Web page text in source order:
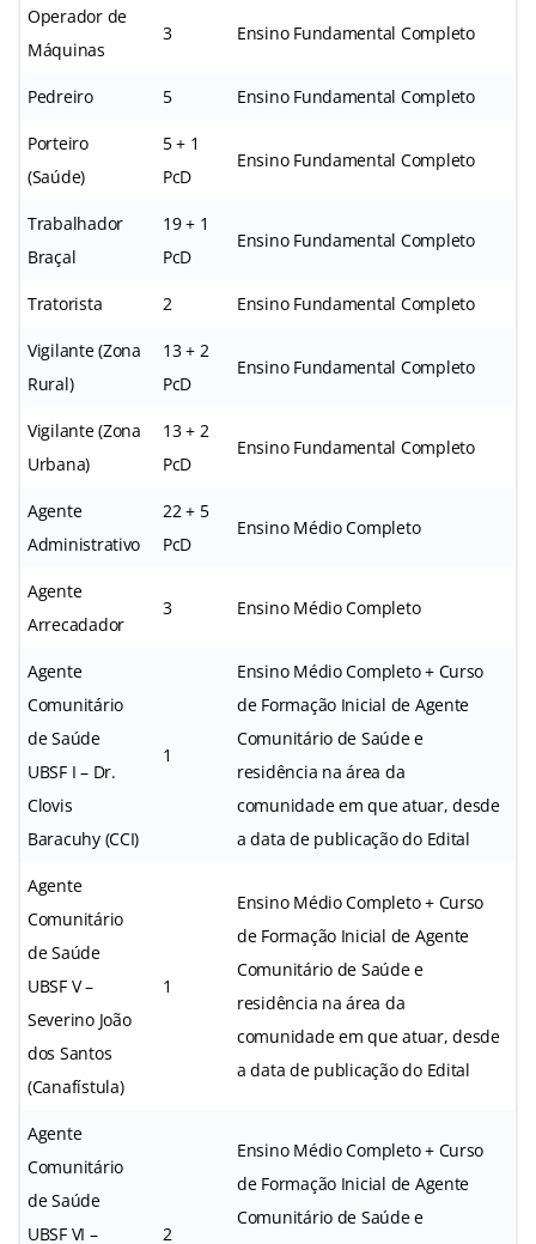
Operador de
Máquinas
3 Ensino Fundamental Completo
Pedreiro 5 Ensino Fundamental Completo
Porteiro
(Saúde)
5 + 1
PcD
Ensino Fundamental Completo
Trabalhador
Braçal
19 + 1
PcD
Ensino Fundamental Completo
Tratorista 2 Ensino Fundamental Completo
Vigilante (Zona
Rural)
13 + 2
PcD
Ensino Fundamental Completo
Vigilante (Zona
Urbana)
13 + 2
PcD
Ensino Fundamental Completo
Agente
Administrativo
22 + 5
PcD
Ensino Médio Completo
Agente
Arrecadador
3 Ensino Médio Completo
Agente
Comunitário
de Saúde
UBSF I – Dr.
Clovis
Baracuhy (CCI)
1
Ensino Médio Completo + Curso
de Formação Inicial de Agente
Comunitário de Saúde e
residência na área da
comunidade em que atuar, desde
a data de publicação do Edital
Agente
Comunitário
de Saúde
UBSF V –
Severino João
dos Santos
(Canafístula)
1
Ensino Médio Completo + Curso
de Formação Inicial de Agente
Comunitário de Saúde e
residência na área da
comunidade em que atuar, desde
a data de publicação do Edital
Agente
Comunitário
de Saúde
UBSF VI –
2
Ensino Médio Completo + Curso
de Formação Inicial de Agente
Comunitário de Saúde e